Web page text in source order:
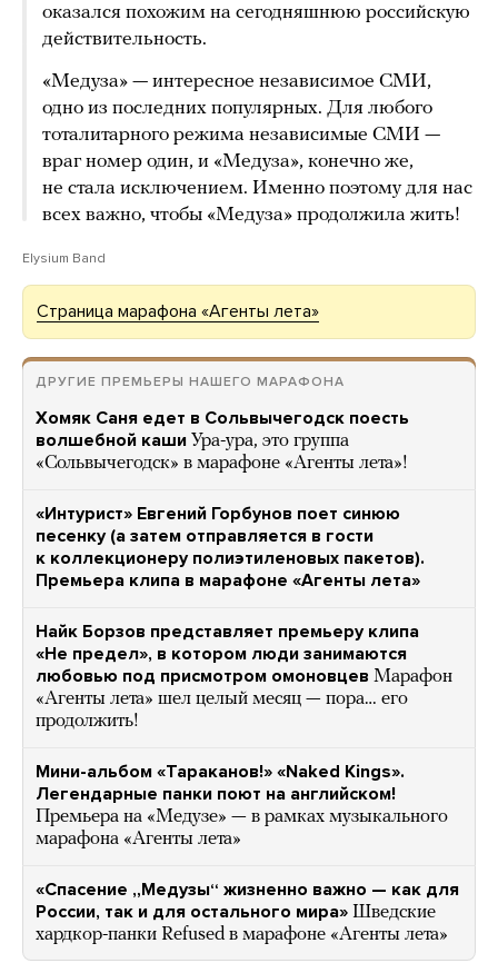
оказался похожим на сегодняшнюю российскую
действительность.
«Медуза» — интересное независимое СМИ,
одно из последних популярных. Для любого
тоталитарного режима независимые СМИ —
враг номер один, и «Медуза», конечно же,
не стала исключением. Именно поэтому для нас
всех важно, чтобы «Медуза» продолжила жить!
Elysium Band
Страница марафона «Агенты лета»
ДРУГИЕ ПРЕМЬЕРЫ НАШЕГО МАРАФОНА
Хомяк Саня едет в Сольвычегодск поесть
волшебной каши Ура-ура, это группа
«Сольвычегодск» в марафоне «Агенты лета»!
«Интурист» Евгений Горбунов поет синюю
песенку (а затем отправляется в гости
к коллекционеру полиэтиленовых пакетов).
Премьера клипа в марафоне «Агенты лета»
Найк Борзов представляет премьеру клипа
«Не предел», в котором люди занимаются
любовью под присмотром омоновцев Марафон
«Агенты лета» шел целый месяц — пора… его
продолжить!
Мини-альбом «Тараканов!» «Naked Kings».
Легендарные панки поют на английском!
Премьера на «Медузе» — в рамках музыкального
марафона «Агенты лета»
«Спасение „Медузы“ жизненно важно — как для
России, так и для остального мира» Шведские
хардкор-панки Refused в марафоне «Агенты лета»